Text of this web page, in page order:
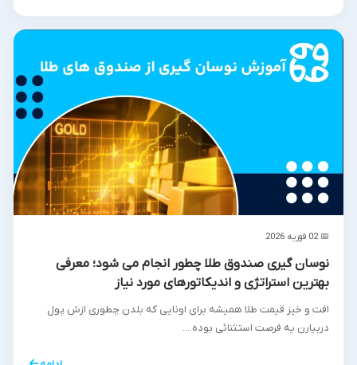
📅 02 فوریه 2026
نوسان گیری صندوق طلا چطور انجام می شود؛ معرفی
بهترین استراتژی و اندیکاتورهای مورد نیاز
افت و خیز قیمت طلا همیشه برای اونایی که بلدن چطوری ازش پول
دربیارن یه فرصت استثنائی بوده....